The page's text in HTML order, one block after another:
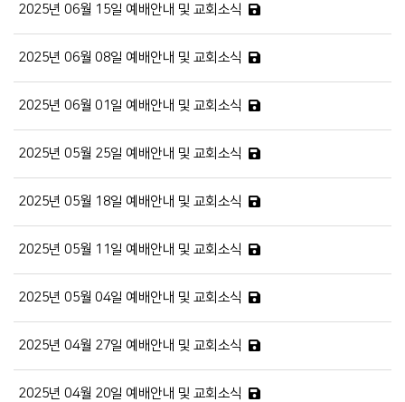
2025년 06월 15일 예배안내 및 교회소식
2025년 06월 08일 예배안내 및 교회소식
2025년 06월 01일 예배안내 및 교회소식
2025년 05월 25일 예배안내 및 교회소식
2025년 05월 18일 예배안내 및 교회소식
2025년 05월 11일 예배안내 및 교회소식
2025년 05월 04일 예배안내 및 교회소식
2025년 04월 27일 예배안내 및 교회소식
2025년 04월 20일 예배안내 및 교회소식